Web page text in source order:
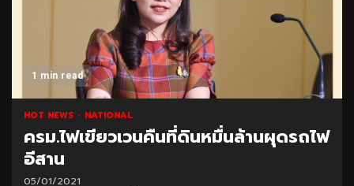
1 min read
HOT NEWS NATIONAL
ครม.ไฟเขียวเวนคืนที่ดินหมื่นล้านผุดรถไฟ
อีสาน
05/01/2021